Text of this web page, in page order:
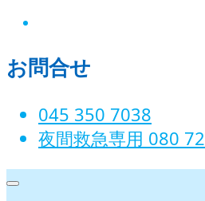
日
お問合せ
045 350 7038‬
夜間救急専用 080